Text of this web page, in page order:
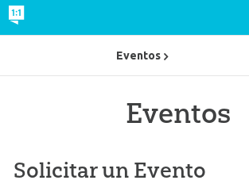
Eventos
Solicitar un Evento
Eventos